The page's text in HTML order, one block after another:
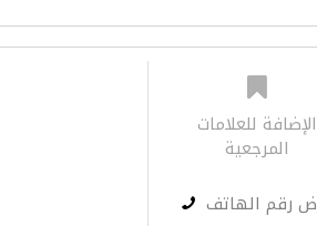
الإضافة للعلامات
المرجعية
رقم الهاتف